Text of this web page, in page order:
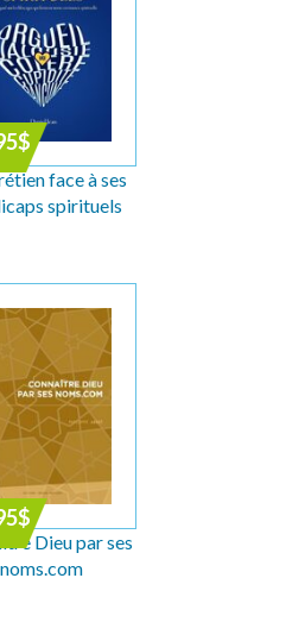
$
face à ses
spirituels
$
Dieu par ses
noms.com